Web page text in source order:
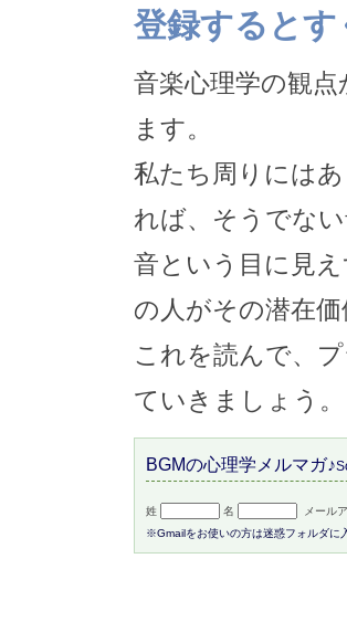
登録すると
音楽心理学の観
ます。
私たち周りには
れば、そうでな
音という目に見
の人がその潜在
これを読んで、
ていきましょう。
BGMの心理学メルマガ♪
姓 名
メール
※Gmailをお使いの方は迷惑フォルダに